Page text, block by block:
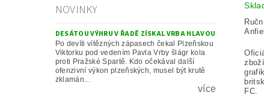
NOVINKY
DESÁTOU VÝHRU V ŘADĚ ZÍSKAL VRBA HLAVOU
Po devíti vítězných zápasech čekal Plzeňskou
Viktorku pod vedením Pavla Vrby šlágr kola
proti Pražské Spartě. Kdo očekával další
ofenzivní výkon plzeňských, musel být krutě
zklamán...
více
FC.